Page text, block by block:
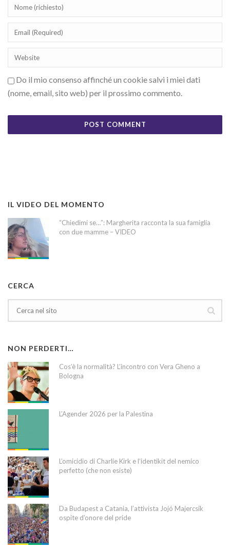
Do il mio consenso affinché un cookie salvi i miei dati
(nome, email, sito web) per il prossimo commento.
IL VIDEO DEL MOMENTO
“Chiedimi se…”: Margherita racconta la sua famiglia
con due mamme – VIDEO
CERCA
NON PERDERTI…
Cos’è la normalità? L’incontro con Vera Gheno a
Bologna
L’Agender 2026 per la Palestina
L’omicidio di Charlie Kirk e l’identikit del nemico
perfetto (che non esiste)
Da Budapest a Catania, l’attivista Jojó Majercsik
ospite d’onore del pride